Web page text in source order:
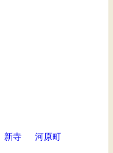
新寺 河原町